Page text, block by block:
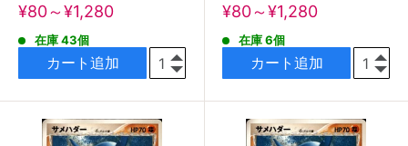
販
価
¥80～¥1,280
在庫 43個
カート追加
販
価
¥80～¥1,280
在庫 6個
カート追加